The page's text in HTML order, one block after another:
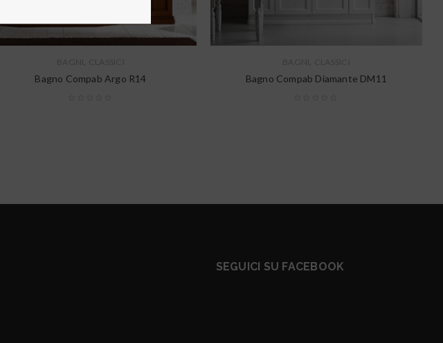
Bagno Compab Argo R14 Bagno Compab Diamante DM11
SEGUICI SU FACEBOOK